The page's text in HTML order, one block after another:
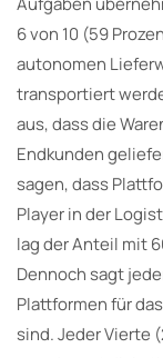
6 von 10 (59
autonomen
transportiert
aus, dass die
Endkunden
sagen, dass
Player in der
lag der Anteil mit
Dennoch sagt
Plattformen für
sind. Jeder Vierte